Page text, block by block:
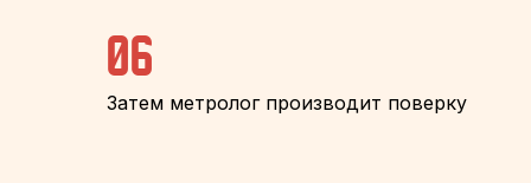
06
Затем метролог производит поверку